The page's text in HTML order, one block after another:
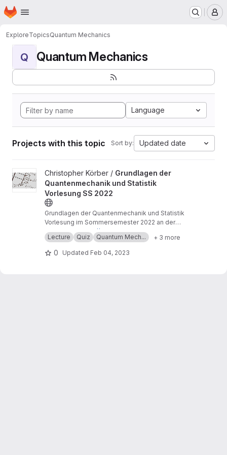
Skip to main content
Homepage
ExploreTopicsQuantum Mechanics
Q Quantum Mechanics
Language
Projects with this topic Sort by: Updated date
View Grundlagen der Quantenmechanik und Statistik
Christopher Körber / Grundlagen der
Quantenmechanik und Statistik
Vorlesung SS 2022
Grundlagen der Quantenmechanik und Statistik
Vorlesung im Sommersemester 2022 an der
Ruhr-Universität Bochum.
Siehe auchhttps://elearning.blogs.ruhr-uni-boc
hum.de/lehre-auf-mass/
Lecture Quiz Quantum Mech... + 3 more
0 Updated Feb 04, 2023